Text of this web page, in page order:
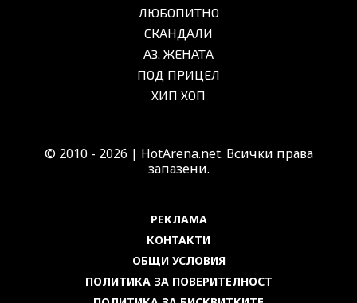
ЛЮБОПИТНО
СКАНДАЛИ
АЗ, ЖЕНАТА
ПОД ПРИЦЕЛ
ХИП ХОП
© 2010 - 2026 | HotArena.net. Всички права
запазени.
РЕКЛАМА
КОНТАКТИ
ОБЩИ УСЛОВИЯ
ПОЛИТИКА ЗА ПОВЕРИТЕЛНОСТ